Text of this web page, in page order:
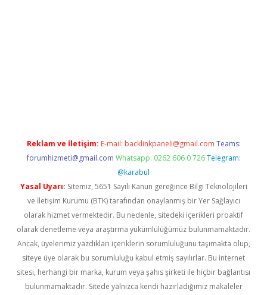
Reklam ve İletişim: E-mail: backlinkpaneli@gmail.com Teams:
forumhizmeti@gmail.com Whatsapp: 0262 606 0 726 Telegram:
@karabul
Yasal Uyarı: Sitemiz, 5651 Sayılı Kanun gereğince Bilgi Teknolojileri
ve İletişim Kurumu (BTK) tarafından onaylanmış bir Yer Sağlayıcı
olarak hizmet vermektedir. Bu nedenle, sitedeki içerikleri proaktif
olarak denetleme veya araştırma yükümlülüğümüz bulunmamaktadır.
Ancak, üyelerimiz yazdıkları içeriklerin sorumluluğunu taşımakta olup,
siteye üye olarak bu sorumluluğu kabul etmiş sayılırlar. Bu internet
sitesi, herhangi bir marka, kurum veya şahıs şirketi ile hiçbir bağlantısı
bulunmamaktadır. Sitede yalnızca kendi hazırladığımız makaleler